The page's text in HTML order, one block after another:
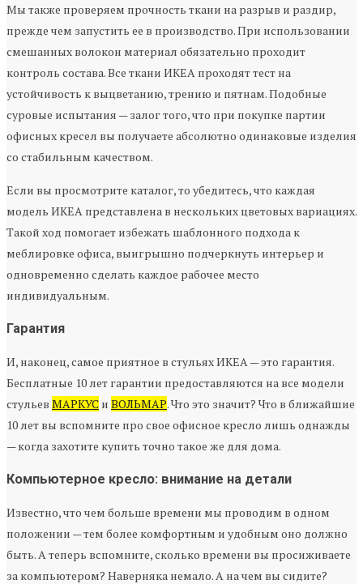
Мы также проверяем прочность ткани на разрыв и раздир,
прежде чем запустить ее в производство. При использовании
смешанных волокон материал обязательно проходит
контроль состава. Все ткани ИКЕА проходят тест на
устойчивость к выцветанию, трению и пятнам. Подобные
суровые испытания — залог того, что при покупке партии
офисных кресел вы получаете абсолютно одинаковые изделия
со стабильным качеством.
Если вы просмотрите каталог, то убедитесь, что каждая
модель ИКЕА представлена в нескольких цветовых вариациях.
Такой ход помогает избежать шаблонного подхода к
меблировке офиса, выигрышно подчеркнуть интерьер и
одновременно сделать каждое рабочее место
индивидуальным.
Гарантия
И, наконец, самое приятное в стульях ИКЕА — это гарантия.
Бесплатные 10 лет гарантии предоставляются на все модели
стульев МАРКУС и ВОЛЬМАР. Что это значит? Что в ближайшие
10 лет вы вспомните про свое офисное кресло лишь однажды
— когда захотите купить точно такое же для дома.
Компьютерное кресло: внимание на детали
Известно, что чем больше времени мы проводим в одном
положении — тем более комфортным и удобным оно должно
быть. А теперь вспомните, сколько времени вы просиживаете
за компьютером? Наверняка немало. А на чем вы сидите?